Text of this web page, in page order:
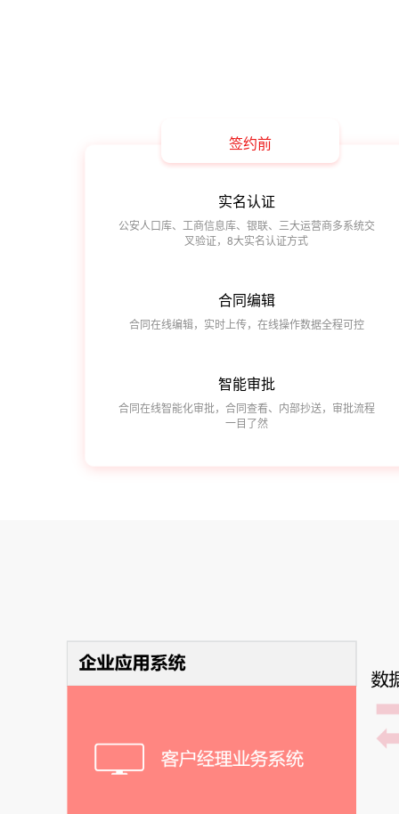
签约前
实名认证
公安人口库、工商信息库、银联、三大运营商多系统交
叉验证，8大实名认证方式
合同编辑
合同在线编辑，实时上传，在线操作数据全程可控
智能审批
合同在线智能化审批，合同查看、内部抄送，审批流程
一目了然